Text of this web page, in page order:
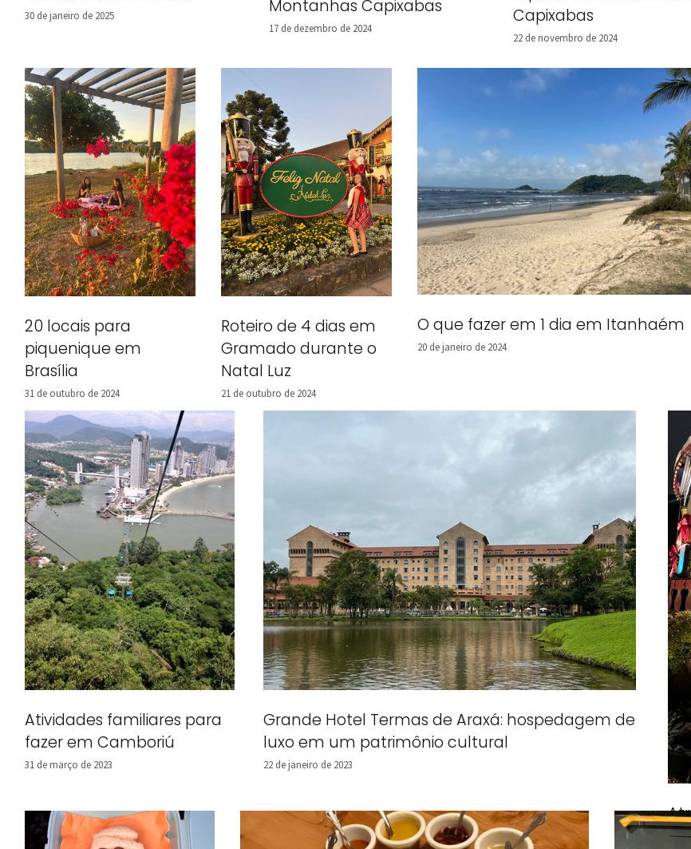
30 de janeiro de 2025
Montanhas Capixabas
17 de dezembro de 2024
Capixabas
22 de novembro de 2024
20 locais para
piquenique em
Brasília
31 de outubro de 2024
Roteiro de 4 dias em
Gramado durante o
Natal Luz
21 de outubro de 2024
O que fazer em 1 dia em Itanhaém
20 de janeiro de 2024
Atividades familiares para
fazer em Camboriú
31 de março de 2023
Grande Hotel Termas de Araxá: hospedagem de
luxo em um patrimônio cultural
22 de janeiro de 2023
15